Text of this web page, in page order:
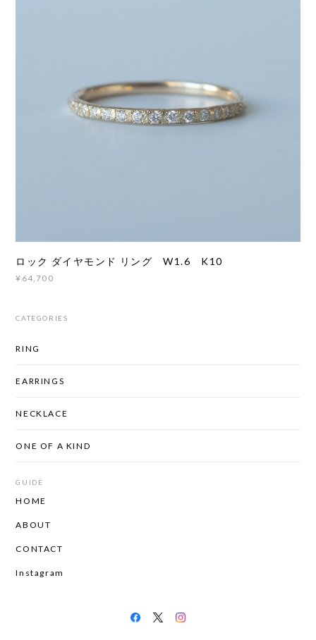
ロック ダイヤモンド リング W1.6 K10
¥64,700
CATEGORIES
RING
EARRINGS
NECKLACE
ONE OF A KIND
GUIDE
HOME
ABOUT
CONTACT
Instagram